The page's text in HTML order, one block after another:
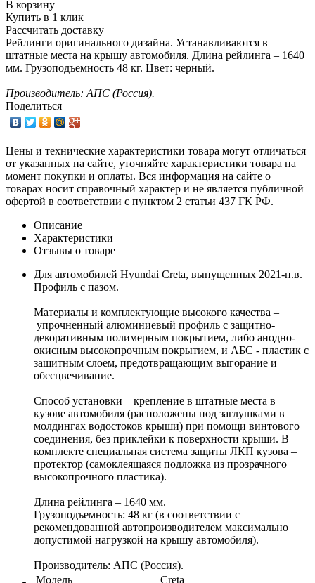
В корзину
Купить в 1 клик
Рассчитать доставку
Рейлинги оригинального дизайна. Устанавливаются в
штатные места на крышу автомобиля. Длина рейлинга – 1640
мм. Грузоподъемность 48 кг. Цвет: черный.
Производитель: АПС (Россия).
Поделиться
Цены и технические характеристики товара могут отличаться
от указанных на сайте, уточняйте характеристики товара на
момент покупки и оплаты. Вся информация на сайте о
товарах носит справочный характер и не является публичной
офертой в соответствии с пунктом 2 статьи 437 ГК РФ.
Описание
Характеристики
Отзывы о товаре
Для автомобилей Hyundai Creta, выпущенных 2021-н.в.
Профиль с пазом.
Материалы и комплектующие высокого качества –
упрочненный алюминиевый профиль с защитно-
декоративным полимерным покрытием, либо анодно-
окисным высокопрочным покрытием, и АБС - пластик с
защитным слоем, предотвращающим выгорание и
обесцвечивание.
Способ установки – крепление в штатные места в
кузове автомобиля (расположены под заглушками в
молдингах водостоков крыши) при помощи винтового
соединения, без приклейки к поверхности крыши. В
комплекте специальная система защиты ЛКП кузова –
протектор (самоклеящаяся подложка из прозрачного
высокопрочного пластика).
Длина рейлинга – 1640 мм.
Грузоподъемность: 48 кг (в соответствии с
рекомендованной автопроизводителем максимально
допустимой нагрузкой на крышу автомобиля).
Производитель: АПС (Россия).
Модель
Creta